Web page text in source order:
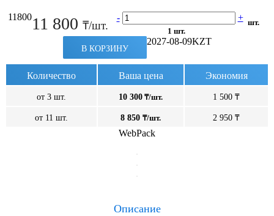
1180011 800 ₸/шт.
- +
1 шт.
шт.
В КОРЗИНУ
2027-08-09KZT
Количество Ваша цена Экономия
от 3 шт. 10 300 ₸/шт. 1 500 ₸
от 11 шт. 8 850 ₸/шт. 2 950 ₸
WebPack
Описание